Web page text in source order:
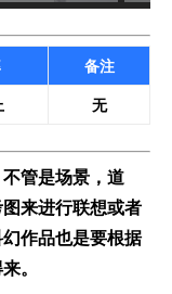
备注
无
管是场景，道
来进行联想或者
作品也是要根据
。